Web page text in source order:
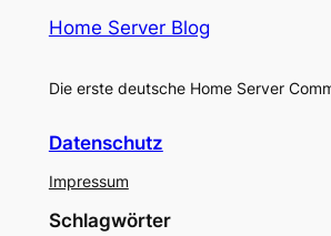
Home Server Blog
Die erste deutsche Home Server
Datenschutz
Impressum
Schlagwörter